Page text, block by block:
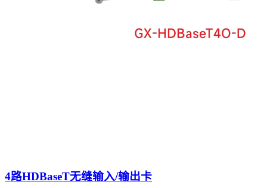
4路HDBaseT无缝输入/输出卡